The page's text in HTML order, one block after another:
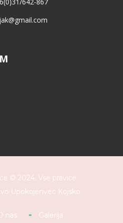
© 2024. Vse pravice
Upokojenvec Kojsko
nas Galerija